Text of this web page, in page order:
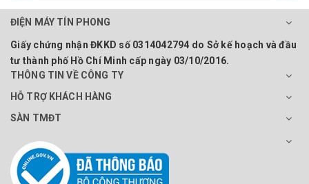
ĐIỆN MÁY TÍN PHONG
Giấy chứng nhận ĐKKD số 0314042794 do Sở kế hoạch và đầu
tư thành phố Hồ Chí Minh cấp ngày 03/10/2016.
THÔNG TIN VỀ CÔNG TY
HỖ TRỢ KHÁCH HÀNG
SÀN TMĐT